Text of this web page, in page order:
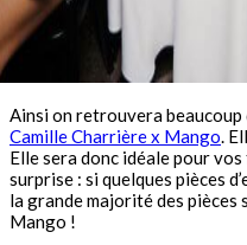
Ainsi on retrouvera beaucoup
Camille Charrière x Mango.
Elle sera donc idéale pour
surprise : si quelques pièces
la grande majorité des
Mango !